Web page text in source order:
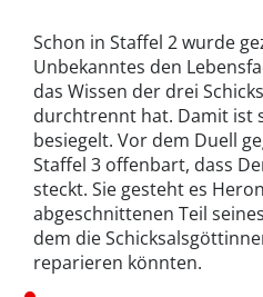
Schon in Staffel 2 wurde
Unbekanntes den
das Wissen der drei
durchtrennt hat. Damit ist
besiegelt. Vor dem Duell
Staffel 3 offenbart, dass
steckt. Sie gesteht es
abgeschnittenen Teil
dem die
reparieren könnten.